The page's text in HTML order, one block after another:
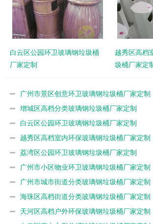
白云区公园环卫玻璃钢垃圾桶
厂家定制
越秀区高档
圾桶厂家定
广州市景区创意环卫玻璃钢垃圾桶厂家定制
增城区高档分类玻璃钢垃圾桶厂家定制
白云区公园环卫玻璃钢垃圾桶厂家定制
越秀区高档室内环保玻璃钢垃圾桶厂家定制
荔湾区公园环卫玻璃钢垃圾桶厂家定制
广州市小区物业环卫玻璃钢垃圾桶厂家定制
广州市城市街道分类玻璃钢垃圾桶厂家定制
海珠区高档街道分类玻璃钢垃圾桶厂家定制
天河区高档户外环保玻璃钢垃圾桶厂家定制